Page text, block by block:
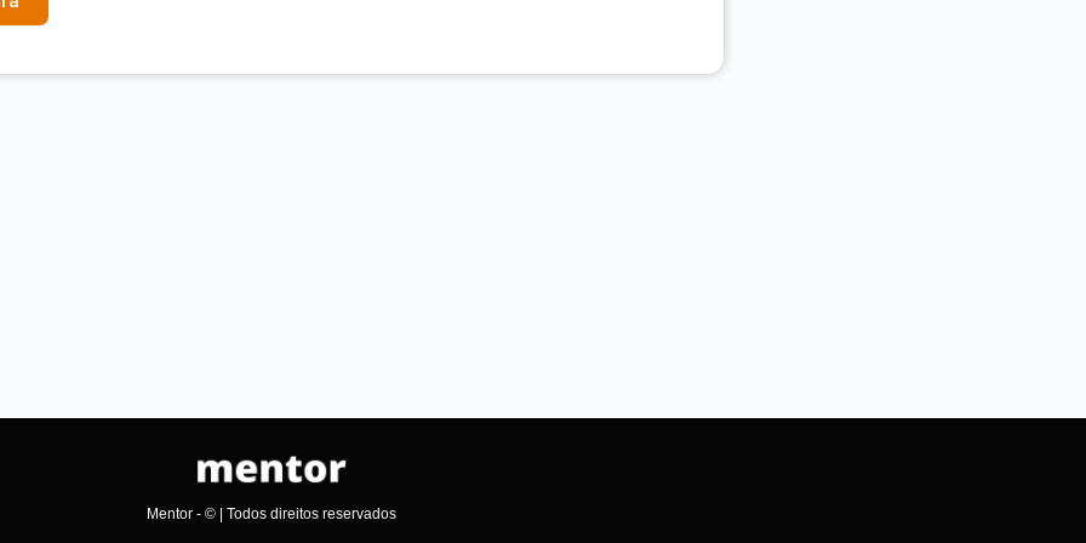
Mentor - © | Todos direitos reservados